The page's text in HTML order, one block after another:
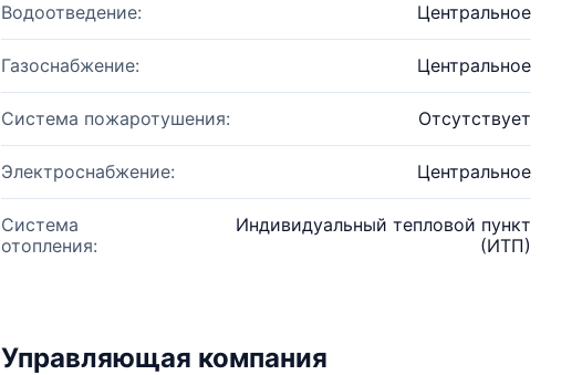
Водоотведение: Центральное
Газоснабжение: Центральное
Система пожаротушения: Отсутствует
Электроснабжение: Центральное
Система
отопления:
Индивидуальный тепловой пункт
(ИТП)
Управляющая компания